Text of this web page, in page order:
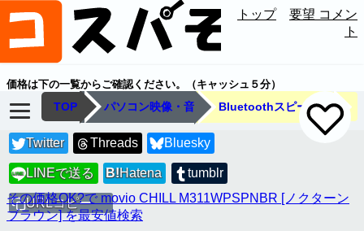
トップ
要望 コメン
ト
価格は下の一覧からご確認ください。（キャッシュ５分）
TOP パソコン映像・音 Bluetoothスピーカー
Twitter Threads Bluesky
LINE LINEで送る B!Hatena tumblr
URLコピー
その価格OK?で movio CHILL M311WPSPNBR [ノクターン
ブラウン] を最安値検索